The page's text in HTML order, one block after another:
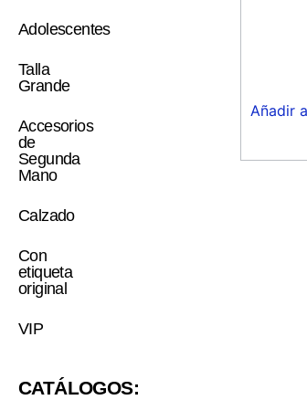
Adolescentes
Talla
Grande
Accesorios
de
Segunda
Mano
Calzado
Con
etiqueta
original
VIP
Añadir
CATÁLOGOS: